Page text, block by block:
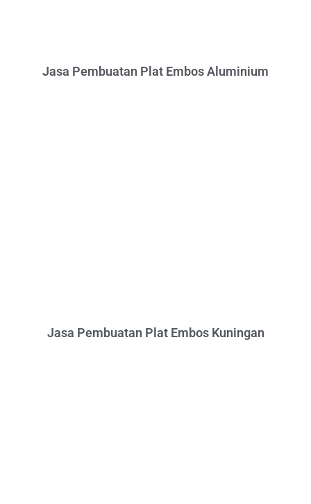
Jasa Pembuatan Plat Embos Aluminium
Jasa Pembuatan Plat Embos Kuningan